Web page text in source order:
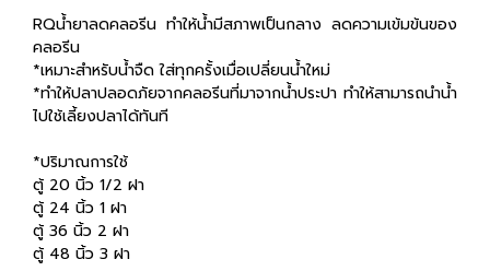
RQน้ำยาลดคลอรีน ทำให้น้ำมีสภาพเป็นกลาง ลดความเข้มข้นของ
คลอรีน
*เหมาะสำหรับน้ำจืด ใส่ทุกครั้งเมื่อเปลี่ยนน้ำใหม่
*ทำให้ปลาปลอดภัยจากคลอรีนที่มาจากน้ำประปา ทำให้สามารถนำน้ำ
ไปใช้เลี้ยงปลาได้ทันที
*ปริมาณการใช้
ตู้ 20 นิ้ว 1/2 ฝา
ตู้ 24 นิ้ว 1 ฝา
ตู้ 36 นิ้ว 2 ฝา
ตู้ 48 นิ้ว 3 ฝา